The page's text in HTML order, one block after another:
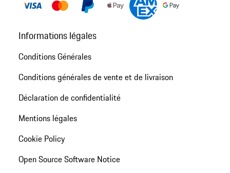
Informations légales
Conditions Générales
Conditions générales de vente et de livraison
Déclaration de confidentialité
Mentions légales
Cookie Policy
Open Source Software Notice